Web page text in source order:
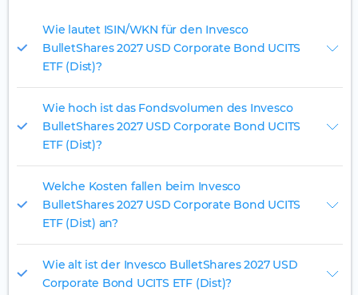
Wie lautet ISIN/WKN für den Invesco
BulletShares 2027 USD Corporate Bond UCITS
ETF (Dist)?
Wie hoch ist das Fondsvolumen des Invesco
BulletShares 2027 USD Corporate Bond UCITS
ETF (Dist)?
Welche Kosten fallen beim Invesco
BulletShares 2027 USD Corporate Bond UCITS
ETF (Dist) an?
Wie alt ist der Invesco BulletShares 2027 USD
Corporate Bond UCITS ETF (Dist)?